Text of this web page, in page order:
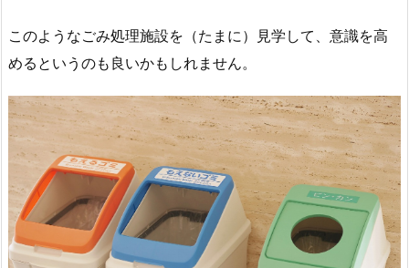
このようなごみ処理施設を（たまに）見学して、意識を高
めるというのも良いかもしれません。